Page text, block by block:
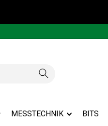
MESSTECHNIK BITS